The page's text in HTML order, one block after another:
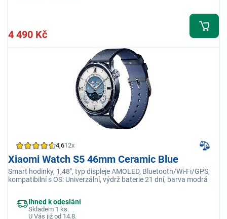
4 490 Kč
4,612x
Xiaomi Watch S5 46mm Ceramic Blue
Smart hodinky, 1,48", typ displeje AMOLED, Bluetooth/Wi-Fi/GPS,
kompatibilní s OS: Univerzální, výdrž baterie 21 dní, barva modrá
Ihned k odeslání
Skladem 1 ks.
U Vás již od 14.8.